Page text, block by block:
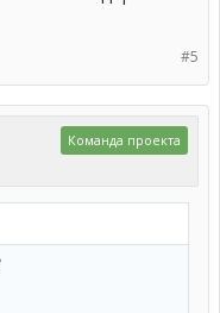
#5
Команда проекта